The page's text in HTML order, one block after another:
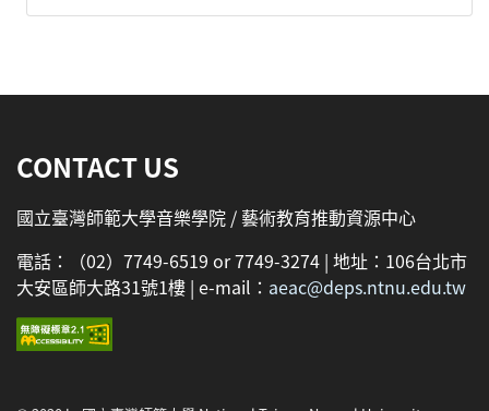
CONTACT US
國立臺灣師範大學音樂學院 / 藝術教育推動資源中心
電話：（02）7749-6519 or 7749-3274 | 地址：106台北市
大安區師大路31號1樓 | e-mail： aeac@deps.ntnu.edu.tw